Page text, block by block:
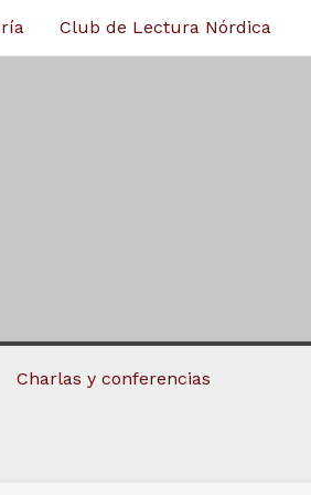
Club de Lectura Nórdica
Charlas y conferencias